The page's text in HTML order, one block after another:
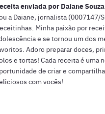
enviada por Daiane Souza
a Daiane, jornalista (0007147/
Minha paixão por
e se tornou um dos
Adoro preparar doces,
e tortas! Cada receita é uma
de criar e
com vocês!